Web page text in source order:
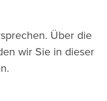
Über die
wir Sie in dieser